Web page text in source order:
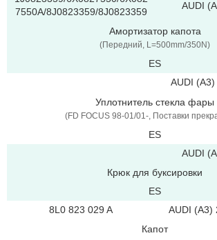
7550A/8J0823359/8J0823359
AUDI
Амортизатор капота
(Передний, L=500mm/350N)
ES
AUDI
Уплотнитель стекла фары
(FD FOCUS 98-01/01-, Поставки
ES
AUDI
Крюк для буксировки
ES
8L0 823 029 A
AUDI (A3)
Капот